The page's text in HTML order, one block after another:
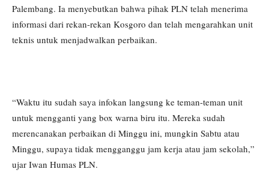
Palembang. Ia menyebutkan bahwa pihak PLN telah menerima
informasi dari rekan-rekan Kosgoro dan telah mengarahkan unit
teknis untuk menjadwalkan perbaikan.
“Waktu itu sudah saya infokan langsung ke teman-teman unit
untuk mengganti yang box warna biru itu. Mereka sudah
merencanakan perbaikan di Minggu ini, mungkin Sabtu atau
Minggu, supaya tidak mengganggu jam kerja atau jam sekolah,”
ujar Iwan Humas PLN.